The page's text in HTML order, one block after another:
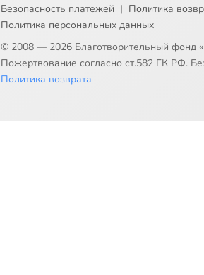
Безопасность платежей | Политика
Политика персональных данных
© 2008 — 2026 Благотворительный
Пожертвование согласно ст.582 ГК РФ.
Политика возврата